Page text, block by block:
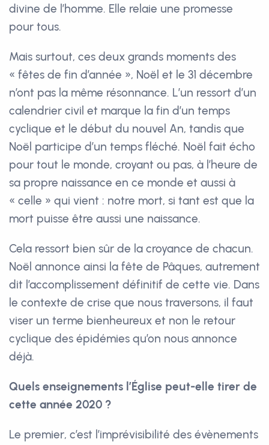
divine de l’homme. Elle relaie une promesse
pour tous.
Mais surtout, ces deux grands moments des
« fêtes de fin d’année », Noël et le 31 décembre
n’ont pas la même résonnance. L’un ressort d’un
calendrier civil et marque la fin d’un temps
cyclique et le début du nouvel An, tandis que
Noël participe d’un temps fléché. Noël fait écho
pour tout le monde, croyant ou pas, à l’heure de
sa propre naissance en ce monde et aussi à
« celle » qui vient : notre mort, si tant est que la
mort puisse être aussi une naissance.
Cela ressort bien sûr de la croyance de chacun.
Noël annonce ainsi la fête de Pâques, autrement
dit l’accomplissement définitif de cette vie. Dans
le contexte de crise que nous traversons, il faut
viser un terme bienheureux et non le retour
cyclique des épidémies qu’on nous annonce
déjà.
Quels enseignements l’Église peut-elle tirer de
cette année 2020 ?
Le premier, c’est l’imprévisibilité des évènements